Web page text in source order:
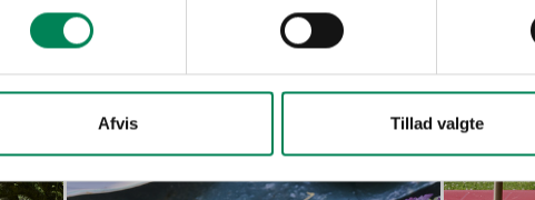
Afvis Tillad valgte
Read more